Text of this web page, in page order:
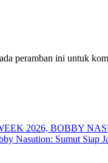
peramban ini untuk
Nasution: Sumut Siap